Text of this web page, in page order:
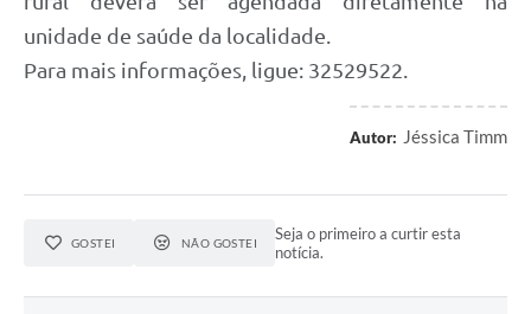
unidade de saúde da localidade.
Para mais informações, ligue: 32529522.
Autor: Jéssica Timm
GOSTEI NÃO GOSTEI
Seja o primeiro a curtir esta
notícia.